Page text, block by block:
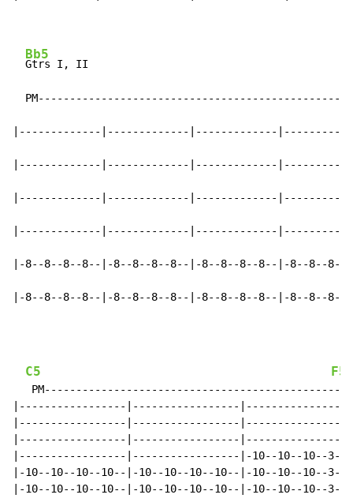
Bb5
Gtrs I, II
|-------------|-------------|-------------
|-------------|-------------|-------------
|-------------|-------------|-------------
|-------------|-------------|-------------
|-8--8--8--8--|-8--8--8--8--|-8--8--8--8--|-8--8--8-
|-8--8--8--8--|-8--8--8--8--|-8--8--8--8--|-8--8--8-
C5 F5
|-----------------|-----------------
|-----------------|-----------------
|-----------------|-----------------
|-----------------|-----------------|-10--10--10--
|-10--10--10--10--|-10--10--10--10--|-10--10--10--
|-10--10--10--10--|-10--10--10--10--|-10--10--10--